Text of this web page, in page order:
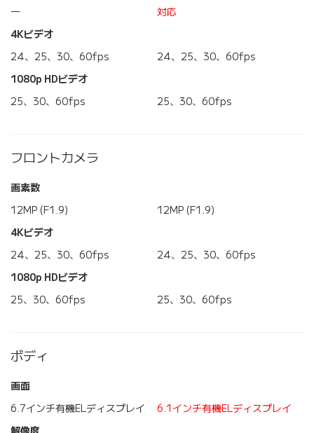
―
対応
4Kビデオ
24、25、30、60fps
24、25、30、60fps
1080p HDビデオ
25、30、60fps
25、30、60fps
フロントカメラ
画素数
12MP (F1.9)
12MP (F1.9)
4Kビデオ
24、25、30、60fps
24、25、30、60fps
1080p HDビデオ
25、30、60fps
25、30、60fps
ボディ
画面
6.7インチ有機ELディスプレイ
6.1インチ有機ELディスプレイ